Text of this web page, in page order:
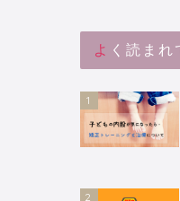
よく読ま
1
2